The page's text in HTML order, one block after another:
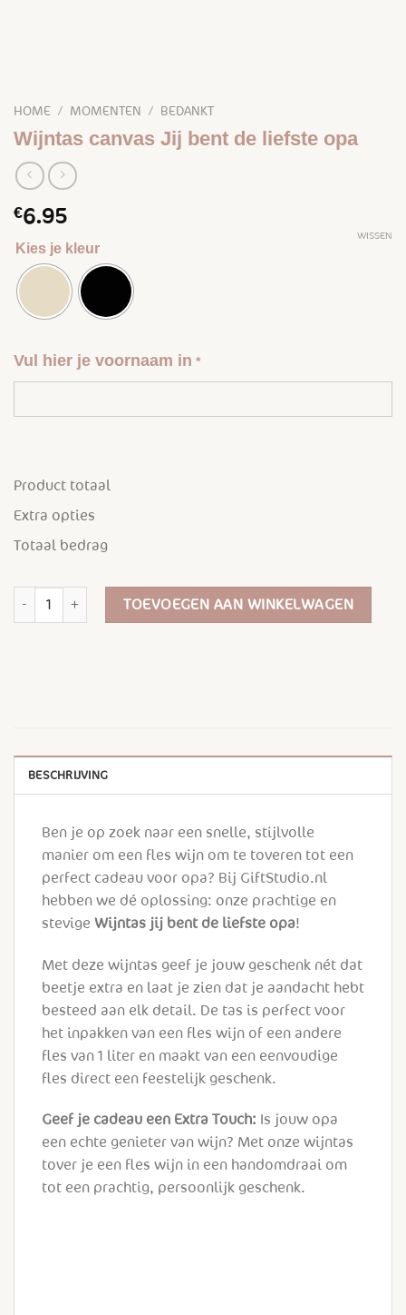
HOME / MOMENTEN / BEDANKT
Wijntas canvas Jij bent de liefste opa
€6.95
Kies je kleur
WISSEN
Vul hier je voornaam in *
Product totaal
Extra opties
Totaal bedrag
Wijntas canvas Jij bent de liefste opa hoeveelheid
TOEVOEGEN AAN WINKELWAGEN
BESCHRIJVING
Ben je op zoek naar een snelle, stijlvolle
manier om een fles wijn om te toveren tot een
perfect cadeau voor opa? Bij GiftStudio.nl
hebben we dé oplossing: onze prachtige en
stevige Wijntas jij bent de liefste opa!
Met deze wijntas geef je jouw geschenk nét dat
beetje extra en laat je zien dat je aandacht hebt
besteed aan elk detail. De tas is perfect voor
het inpakken van een fles wijn of een andere
fles van 1 liter en maakt van een eenvoudige
fles direct een feestelijk geschenk.
Geef je cadeau een Extra Touch: Is jouw opa
een echte genieter van wijn? Met onze wijntas
tover je een fles wijn in een handomdraai om
tot een prachtig, persoonlijk geschenk.